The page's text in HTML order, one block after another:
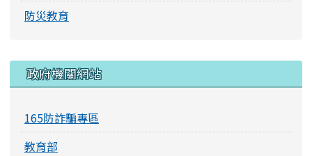
防災教育
右邊區域內容
政府機關網站
165防詐騙專區
教育部